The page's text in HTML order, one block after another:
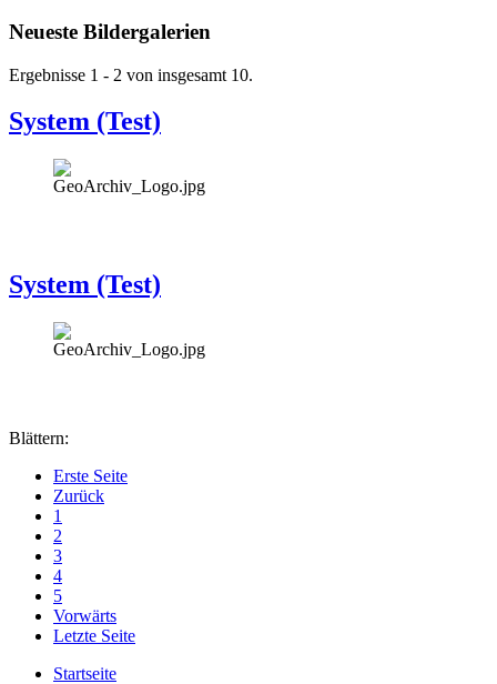
Neueste Bildergalerien
Ergebnisse 1 - 2 von insgesamt 10.
System (Test)
System (Test)
Blättern:
Erste Seite
Zurück
1
2
3
4
5
Vorwärts
Letzte Seite
Startseite